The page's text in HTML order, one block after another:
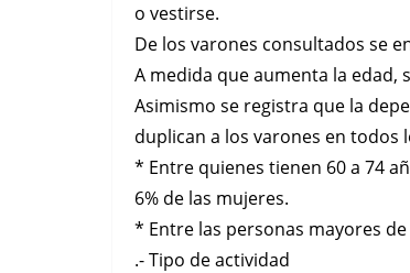
o vestirse.
De los varones consultados se
A medida que aumenta la edad,
Asimismo se registra que la
duplican a los varones en todos
* Entre quienes tienen 60 a 74
6% de las mujeres.
* Entre las personas mayores de
.- Tipo de actividad